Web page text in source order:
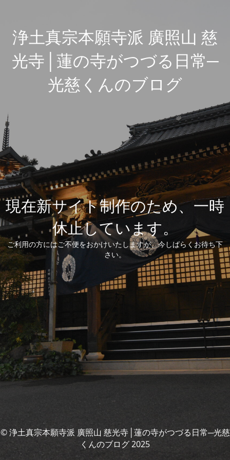
浄土真宗本願寺派 廣照山 慈
光寺│蓮の寺がつづる日常─
光慈くんのブログ
現在新サイト制作のため、一時
休止しています。
ご利用の方にはご不便をおかけいたしますが、今しばらくお待ち下
さい。
© 浄土真宗本願寺派 廣照山 慈光寺│蓮の寺がつづる日常─光慈
くんのブログ 2025